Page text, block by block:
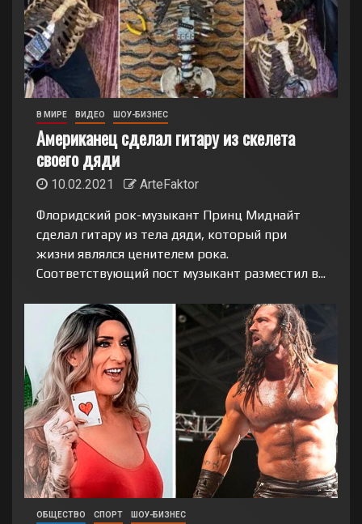
В МИРЕ ВИДЕО ШОУ-БИЗНЕС
Американец сделал гитару из скелета
своего дяди
10.02.2021
ArteFaktor
Флоридский рок-музыкант Принц Миднайт
сделал гитару из тела дяди, который при
жизни являлся ценителем рока.
Соответствующий пост музыкант разместил в...
ОБЩЕСТВО СПОРТ ШОУ-БИЗНЕС